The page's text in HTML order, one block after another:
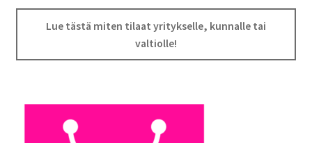
Lue tästä miten tilaat yritykselle, kunnalle tai
valtiolle!